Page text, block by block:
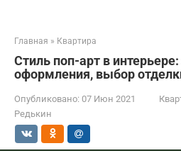
Главная » Квартира
Стиль поп-арт в
оформления, выбор
Опубликовано: 07 Июн 2021
Редькин